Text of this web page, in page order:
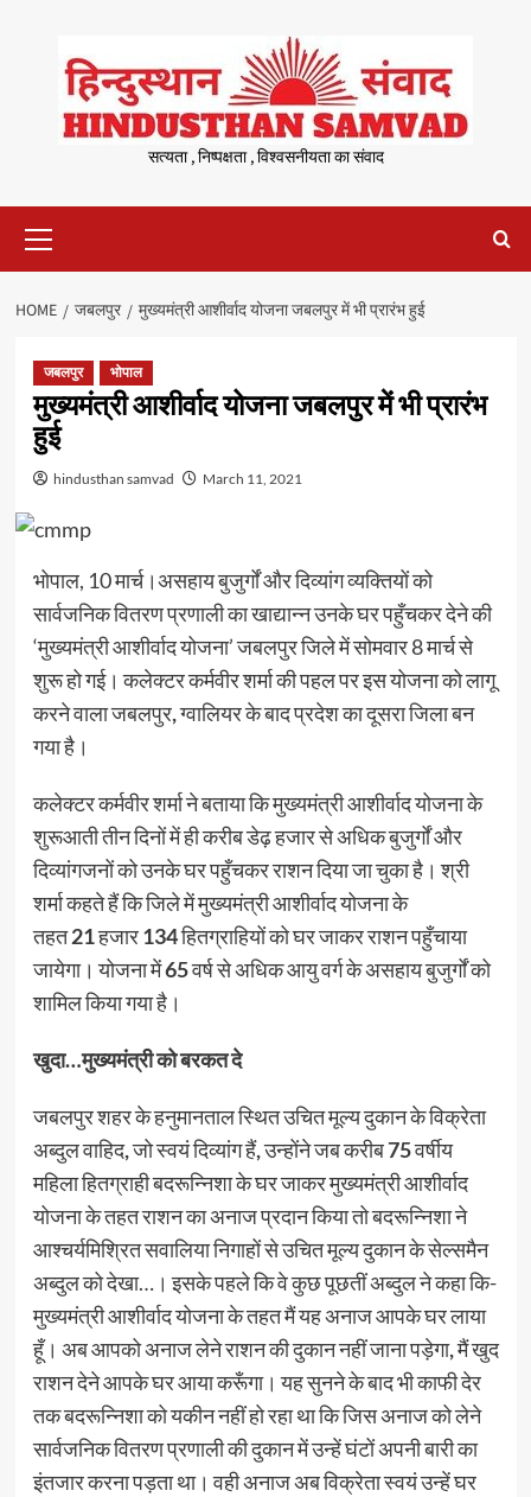
content
सत्यता , निष्पक्षता , विश्वसनीयता का संवाद
Menu
HOME जबलपुर मुख्यमंत्री आशीर्वाद योजना जबलपुर में भी प्रारंभ हुई
जबलपुर भोपाल
मुख्यमंत्री आशीर्वाद योजना जबलपुर में भी प्रारंभ
हुई
hindusthan samvad March 11, 2021
भोपाल, 10 मार्च।असहाय बुजुर्गों और दिव्यांग व्यक्तियों को
सार्वजनिक वितरण प्रणाली का खाद्यान्न उनके घर पहुँचकर देने की
‘मुख्यमंत्री आशीर्वाद योजना’ जबलपुर जिले में सोमवार 8 मार्च से
शुरू हो गई। कलेक्टर कर्मवीर शर्मा की पहल पर इस योजना को लागू
करने वाला जबलपुर,ग्वालियर के बाद प्रदेश का दूसरा जिला बन
गया है।
कलेक्टर कर्मवीर शर्मा ने बताया कि मुख्यमंत्री आशीर्वाद योजना के
शुरूआती तीन दिनों में ही करीब डेढ़ हजार से अधिक बुजुर्गों और
दिव्यांगजनों को उनके घर पहुँचकर राशन दिया जा चुका है। श्री
शर्मा कहते हैं कि जिले में मुख्यमंत्री आशीर्वाद योजना के
तहत21हजार134हितग्राहियों को घर जाकर राशन पहुँचाया
जायेगा। योजना में65वर्ष से अधिक आयु वर्ग के असहाय बुजुर्गों को
शामिल किया गया है।
खुदा…मुख्यमंत्री को बरकत दे
जबलपुर शहर के हनुमानताल स्थित उचित मूल्य दुकान के विक्रेता
अब्दुल वाहिद,जो स्वयं दिव्यांग हैं,उन्होंने जब करीब75वर्षीय
महिला हितग्राही बदरून्निशा के घर जाकर मुख्यमंत्री आशीर्वाद
योजना के तहत राशन का अनाज प्रदान किया तो बदरून्निशा ने
आश्चर्यमिश्रित सवालिया निगाहों से उचित मूल्य दुकान के सेल्समैन
अब्दुल को देखा…। इसके पहले कि वे कुछ पूछतीं अब्दुल ने कहा कि-
मुख्यमंत्री आशीर्वाद योजना के तहत मैं यह अनाज आपके घर लाया
हूँ। अब आपको अनाज लेने राशन की दुकान नहीं जाना पड़ेगा,मैं खुद
राशन देने आपके घर आया करूँगा। यह सुनने के बाद भी काफी देर
तक बदरून्निशा को यकीन नहीं हो रहा था कि जिस अनाज को लेने
सार्वजनिक वितरण प्रणाली की दुकान में उन्हें घंटों अपनी बारी का
इंतजार करना पड़ता था। वही अनाज अब विक्रेता स्वयं उन्हें घर